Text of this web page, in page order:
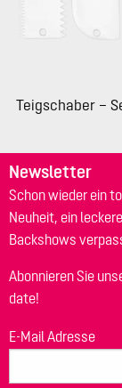
Teigschaber –
Newsletter
Schon wieder ein
Neuheit, ein
Backshows
Abonnieren Sie
date!
E-Mail Adresse